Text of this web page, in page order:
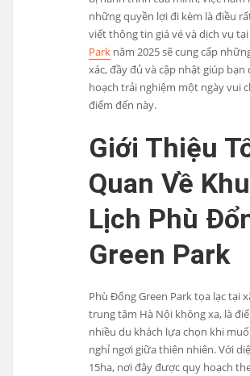
những quyền lợi đi kèm là điều
viết thông tin giá vé và dịch vụ tại
Park năm 2025 sẽ cung cấp
xác, đầy đủ và cập nhật giúp bạn
hoạch trải nghiệm một ngày vui
điểm đến này.
Giới Thiệu
Quan Về
Lịch Phù
Green Park
Phù Đổng Green Park tọa lạc tại
trung tâm Hà Nội không xa, là
nhiều du khách lựa chọn khi
nghỉ ngơi giữa thiên nhiên. Với
15ha, nơi đây được quy hoạch